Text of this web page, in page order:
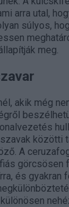
arra utal,
súlyos,
meg.
akik még
közötti
A
görcsösen
és gyakran